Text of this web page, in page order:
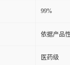
99%
依据产品
医药级